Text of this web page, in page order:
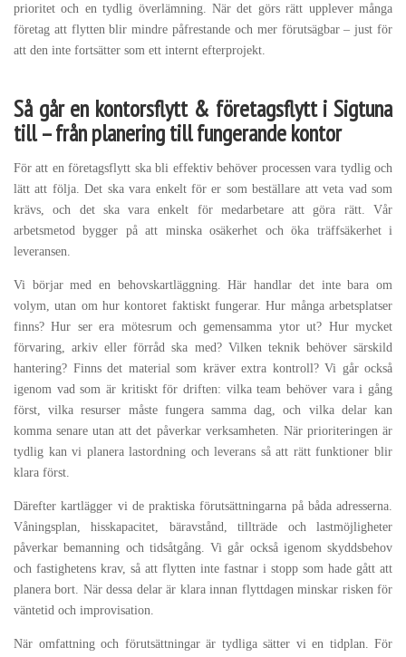
prioritet och en tydlig överlämning. När det görs rätt upplever många
företag att flytten blir mindre påfrestande och mer förutsägbar – just för
att den inte fortsätter som ett internt efterprojekt.
Så går en kontorsflytt & företagsflytt i Sigtuna
till – från planering till fungerande kontor
För att en företagsflytt ska bli effektiv behöver processen vara tydlig och
lätt att följa. Det ska vara enkelt för er som beställare att veta vad som
krävs, och det ska vara enkelt för medarbetare att göra rätt. Vår
arbetsmetod bygger på att minska osäkerhet och öka träffsäkerhet i
leveransen.
Vi börjar med en behovskartläggning. Här handlar det inte bara om
volym, utan om hur kontoret faktiskt fungerar. Hur många arbetsplatser
finns? Hur ser era mötesrum och gemensamma ytor ut? Hur mycket
förvaring, arkiv eller förråd ska med? Vilken teknik behöver särskild
hantering? Finns det material som kräver extra kontroll? Vi går också
igenom vad som är kritiskt för driften: vilka team behöver vara i gång
först, vilka resurser måste fungera samma dag, och vilka delar kan
komma senare utan att det påverkar verksamheten. När prioriteringen är
tydlig kan vi planera lastordning och leverans så att rätt funktioner blir
klara först.
Därefter kartlägger vi de praktiska förutsättningarna på båda adresserna.
Våningsplan, hisskapacitet, bäravstånd, tillträde och lastmöjligheter
påverkar bemanning och tidsåtgång. Vi går också igenom skyddsbehov
och fastighetens krav, så att flytten inte fastnar i stopp som hade gått att
planera bort. När dessa delar är klara innan flyttdagen minskar risken för
väntetid och improvisation.
När omfattning och förutsättningar är tydliga sätter vi en tidplan. För